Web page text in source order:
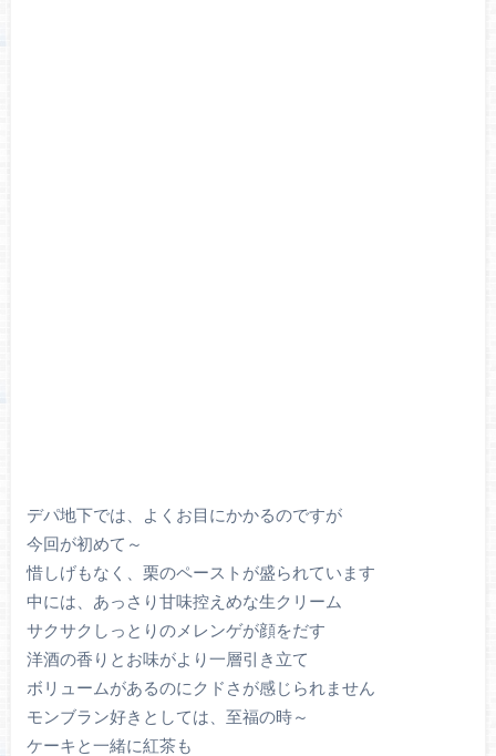
デパ地下では、よくお目にかかるのですが
今回が初めて～
惜しげもなく、栗のペーストが盛られています
中には、あっさり甘味控えめな生クリーム
サクサクしっとりのメレンゲが顔をだす
洋酒の香りとお味がより一層引き立て
ボリュームがあるのにクドさが感じられません
モンブラン好きとしては、至福の時～
ケーキと一緒に紅茶も